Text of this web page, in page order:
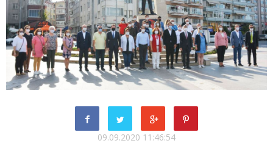
09.09.2020 11:46:54